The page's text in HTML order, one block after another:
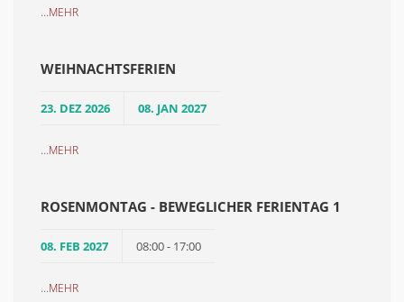
...MEHR
WEIHNACHTSFERIEN
23. DEZ 2026 08. JAN 2027
...MEHR
ROSENMONTAG - BEWEGLICHER FERIENTAG 1
08. FEB 2027 08:00 - 17:00
...MEHR